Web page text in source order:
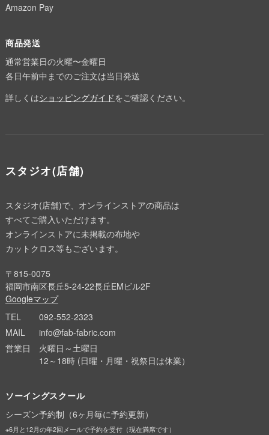
Amazon Pay
商品発送
通常営業日の火曜〜金曜日
各日午前中までのご注文は当日発送
詳しくはショッピングガイドをご確認ください。
スタジオ(店舗)
スタジオ(店舗)で、オンラインストアの商品は
すべてご購入いただけます。
オンラインストアに未掲載の布地や
カットクロス等もございます。
〒815-0075
福岡市南区長丘5-24-22長丘EMビル2F
Googleマップ
TEL
092-552-2323
MAIL
info@fab-fabric.com
営業日
火曜日～土曜日
12～18時 (日曜・月曜・祝祭日は休業）
ソーイングスクール
シーズン予約制（6ヶ月毎に予約更新）
※6月と12月の年2回メールで予約を受付（現在満席です）